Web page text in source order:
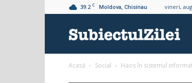
39.2 C Moldova, Chisinau vineri,
Acasă Social Haos în sistemul